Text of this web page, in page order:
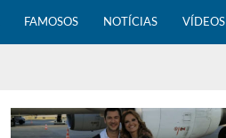
FAMOSOS NOTÍCIAS VÍDEOS